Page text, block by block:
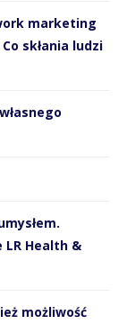
marketing
skłania ludzi
Health &
możliwość